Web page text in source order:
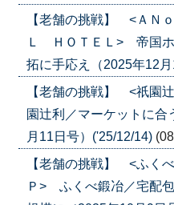
【老舗の挑戦】 <ＡＮ
Ｌ ＨＯＴＥＬ> 帝国ホ
拓に手応え（2025年12
【老舗の挑戦】 <祇園
園辻利／マーケットに合
月11日号）('25/12/14)
【老舗の挑戦】 <ふく
Ｐ> ふくべ鍛冶／宅配